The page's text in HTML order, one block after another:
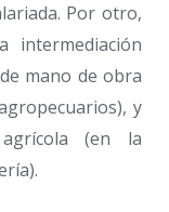
Por otro,
intermediación
mano de obra
y
(en la